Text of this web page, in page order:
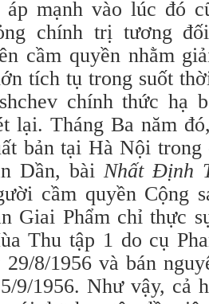
mạnh vào lúc đó
chính trị tương
cầm quyền nhằm
tích tụ trong suốt
chính thức hạ
lại. Tháng Ba năm
bản tại Hà Nội
Dần, bài Nhất Ðịnh
cầm quyền Cộng
Giai Phẩm chỉ thực
Thu tập 1 do cụ
8/1956 và bán
9/1956. Như vậy, cả